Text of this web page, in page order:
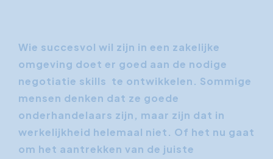
Wie succesvol wil zijn in een zakelijke
omgeving doet er goed aan de nodige
negotiatie skills te ontwikkelen. Sommige
mensen denken dat ze goede
onderhandelaars zijn, maar zijn dat in
werkelijkheid helemaal niet. Of het nu gaat
om het aantrekken van de juiste